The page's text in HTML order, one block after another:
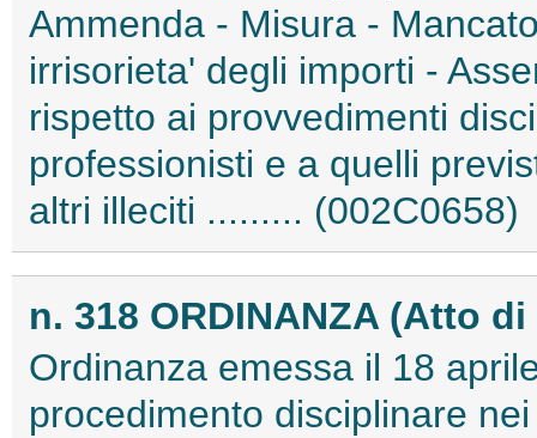
Ammenda - Misura -
irrisorieta' degli importi -
rispetto ai provvedimenti
professionisti e a quelli
altri illeciti ......... (002C0658)
n. 318 ORDINANZA (Atto
Ordinanza emessa il 18
procedimento disciplinare